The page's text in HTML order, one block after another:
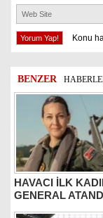
Konu
BENZER
HAVACI İLK
GENERAL